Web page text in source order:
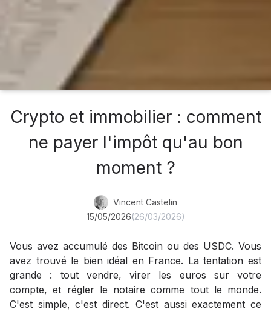
Crypto et immobilier : comment
ne payer l'impôt qu'au bon
moment ?
Vincent Castelin
15/05/2026(26/03/2026)
Vous avez accumulé des Bitcoin ou des USDC. Vous
avez trouvé le bien idéal en France. La tentation est
grande : tout vendre, virer les euros sur votre
compte, et régler le notaire comme tout le monde.
C'est simple, c'est direct. C'est aussi exactement ce